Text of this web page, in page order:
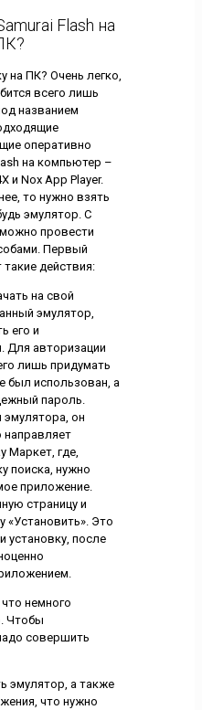
Flash на
на ПК? Очень легко,
всего лишь
названием
оперативно
на компьютер –
и Nox App Player.
то нужно взять
эмулятор. С
провести
Первый
действия:
на свой
эмулятор,
его и
Для авторизации
лишь придумать
был использован, а
пароль.
он
направляет
Маркет, где,
поиска, нужно
приложение.
страницу и
«Установить». Это
установку, после
немного
Чтобы
совершить
эмулятор, а также
что нужно